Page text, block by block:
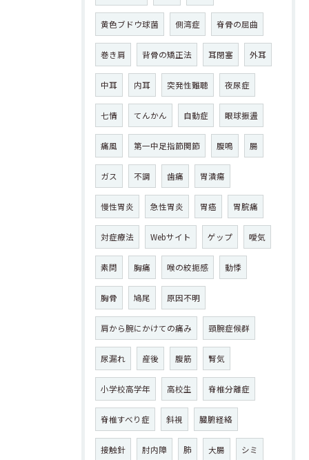
黄色ブドウ球菌 側湾症 脊骨の屈曲
巻き肩 背骨の矯正法 耳閉塞 外耳
中耳 内耳 突発性難聴 夜尿症
七情 てんかん 自動症 眼球振盪
痛風 第一中足指節関節 腹鳴 腸
ガス 不調 歯痛 胃潰瘍
慢性胃炎 急性胃炎 胃癌 胃脘痛
対症療法 Webサイト ゲップ 噯気
素問 胸痛 喉の絞扼感 動悸
胸骨 鳩尾 原因不明
肩から腕にかけての痛み 頸腕症候群
尿漏れ 産後 腹筋 腎気
小学校高学年 高校生 脊椎分離症
脊椎すべり症 斜視 臓腑経絡
接触針 肘内障 肺 大腸 シミ